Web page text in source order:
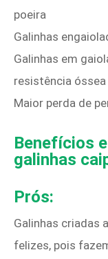
poeira
Galinhas
Galinhas em
resistência
Maior perda de
Benefícios
galinhas
Prós:
Galinhas criadas
felizes, pois